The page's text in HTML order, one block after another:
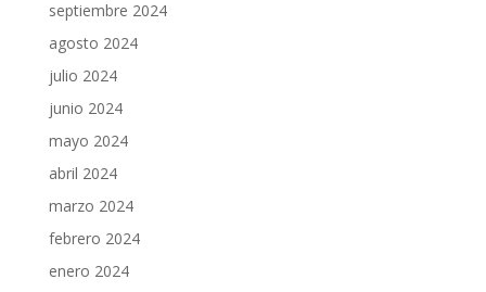
septiembre 2024
agosto 2024
julio 2024
junio 2024
mayo 2024
abril 2024
marzo 2024
febrero 2024
enero 2024